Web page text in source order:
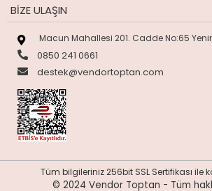
BIZE ULAŞIN
Macun Mahallesi 201. Cadde No:65
0850 241 0661
destek@vendortoptan.com
Tüm bilgileriniz 256bit SSL Sertifikası ile
© 2024 Vendor Toptan - Tüm